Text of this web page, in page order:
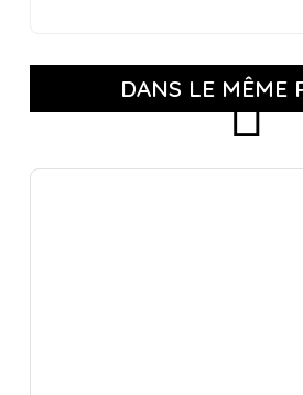
DANS LE MÊME